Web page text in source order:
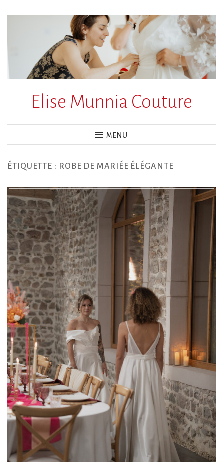
Elise Munnia Couture
MENU
ÉTIQUETTE : ROBE DE MARIÉE ÉLÉGANTE